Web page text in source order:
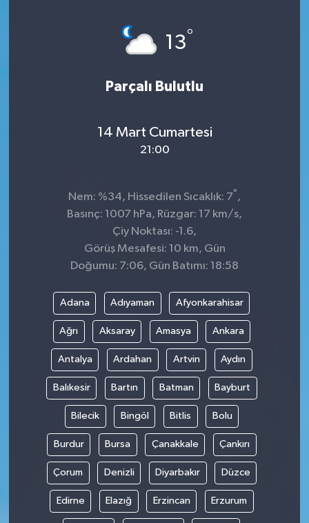
13°
Parçalı Bulutlu
14 Mart Cumartesi
21:00
Nem: %34, Hissedilen Sıcaklık: 7° ,
Basınç: 1007 hPa, Rüzgar: 17 km/s,
Çiy Noktası: -1.6,
Görüş Mesafesi: 10 km, Gün
Doğumu: 7:06, Gün Batımı: 18:58
Adana Adıyaman Afyonkarahisar
Ağrı Aksaray Amasya Ankara
Antalya Ardahan Artvin Aydın
Balıkesir Bartın Batman Bayburt
Bilecik Bingöl Bitlis Bolu
Burdur Bursa Çanakkale Çankırı
Çorum Denizli Diyarbakır Düzce
Edirne Elazığ Erzincan Erzurum